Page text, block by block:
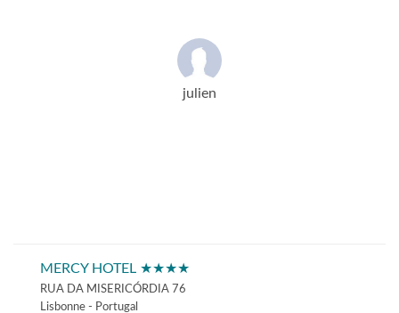
julien
MERCY HOTEL ★★★★
RUA DA MISERICÓRDIA 76
Lisbonne - Portugal